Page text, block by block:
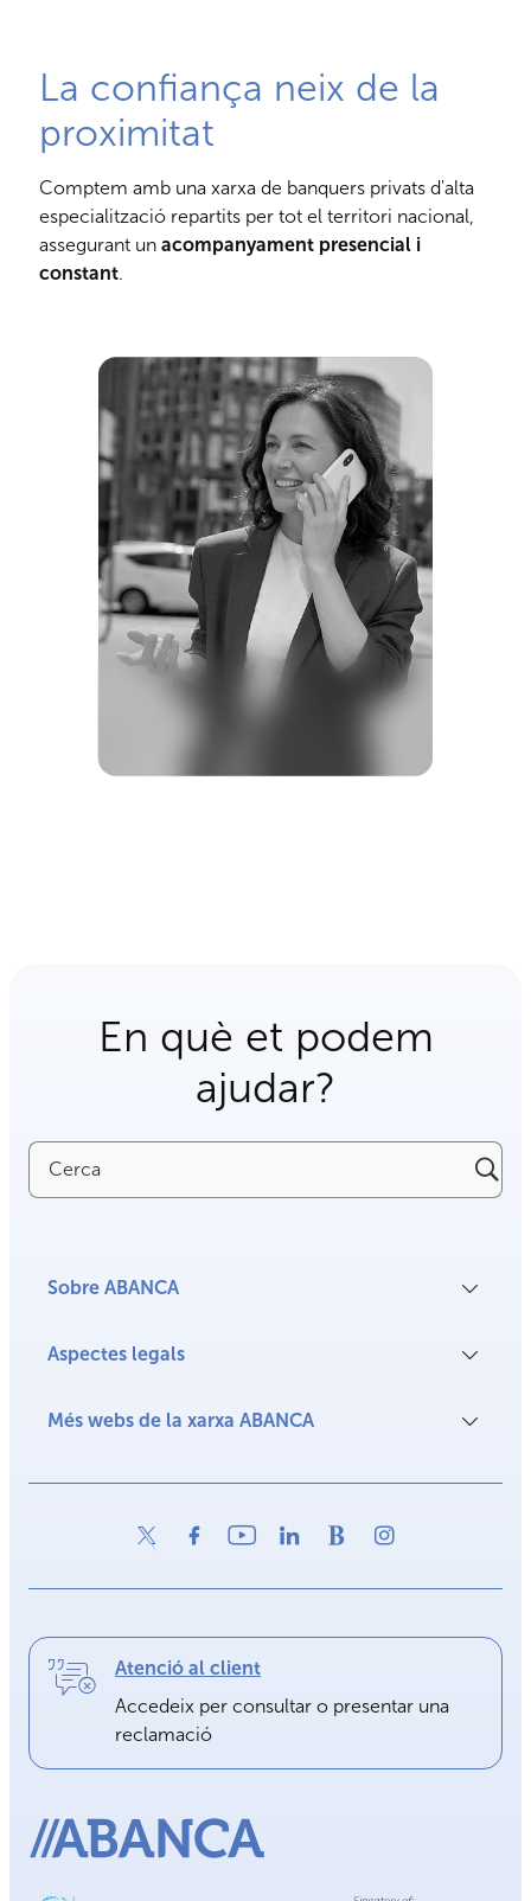
La confiança neix de la
proximitat
Comptem amb una xarxa de banquers privats d'alta
especialització repartits per tot el territori nacional,
assegurant un acompanyament presencial i
constant.
En què et podem
ajudar?
Cerca
Sobre ABANCA
Aspectes legals
Més webs de la xarxa ABANCA
Atenció al client
Accedeix per consultar o presentar una
reclamació